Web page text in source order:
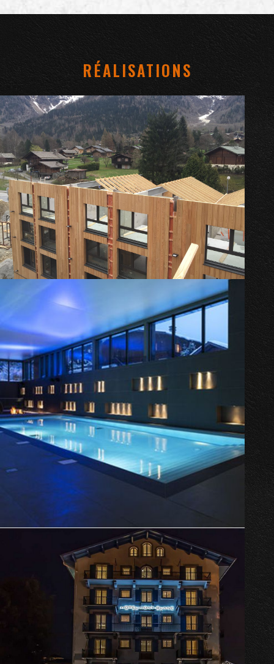
RÉALISATIONS